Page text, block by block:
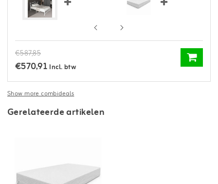
€587,85
€570,91 Incl. btw
Show more combideals
Gerelateerde artikelen